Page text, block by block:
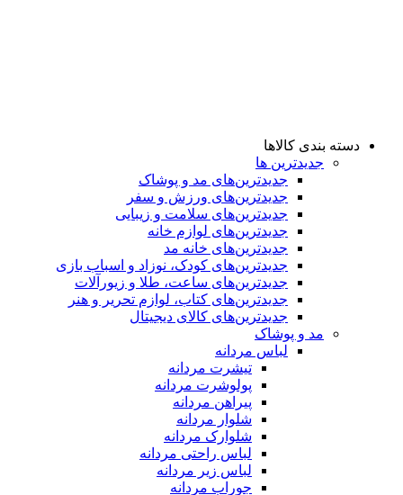
دسته بندی کالاها
جدیدترین ها
جدید‌ترین‌های مد و پوشاک
جدید‌ترین‌های ورزش و سفر
جدید‌ترین‌های سلامت و زیبایی
جدید‌ترین‌های لوازم خانه
جدیدترین‌های خانه مد
جدید‌ترین‌های کودک، نوزاد و اسباب بازی
جدید‌ترین‌های ساعت، طلا و زیورآلات
جدید‌ترین‌های کتاب، لوازم تحریر و هنر
جدید‌ترین‌های کالای دیجیتال
مد و پوشاک
لباس مردانه
تیشرت مردانه
پولوشرت مردانه
پیراهن مردانه
شلوار مردانه
شلوارک مردانه
لباس راحتی مردانه
لباس زیر مردانه
جوراب مردانه